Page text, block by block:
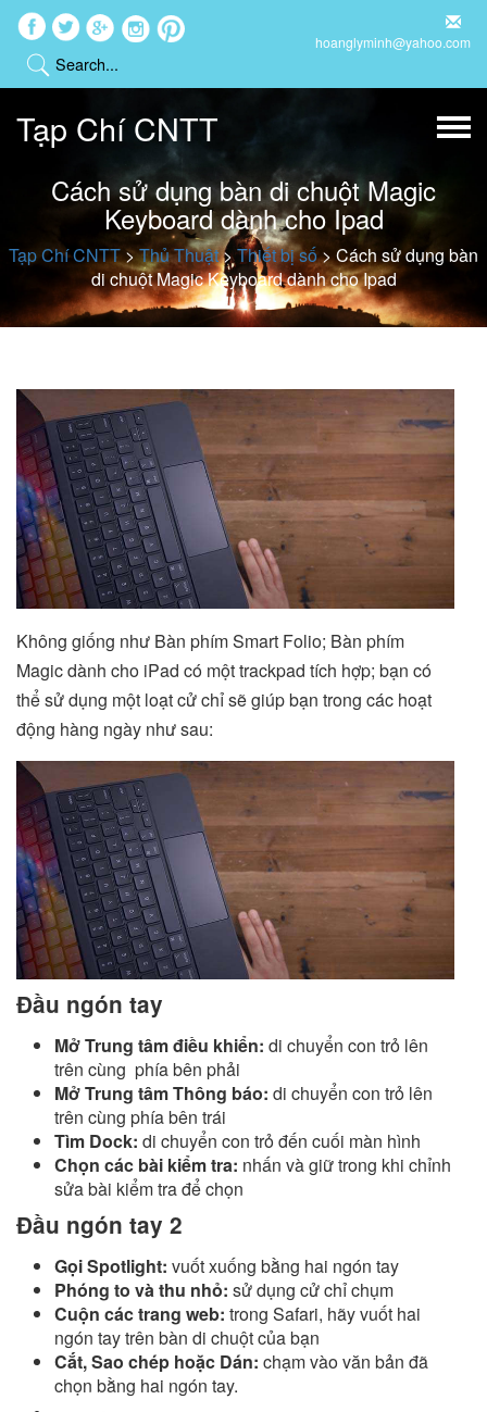
hoanglyminh@yahoo.com
Tạp Chí CNTT
Cách sử dụng bàn di chuột Magic
Keyboard dành cho Ipad
Tạp Chí CNTT>Thủ Thuật>Thiết bị số>Cách sử dụng bàn
di chuột Magic Keyboard dành cho Ipad
Không giống như Bàn phím Smart Folio; Bàn phím
Magic dành cho iPad có một trackpad tích hợp; bạn có
thể sử dụng một loạt cử chỉ sẽ giúp bạn trong các hoạt
động hàng ngày như sau:
Đầu ngón tay
Mở Trung tâm điều khiển: di chuyển con trỏ lên
trên cùng phía bên phải
Mở Trung tâm Thông báo: di chuyển con trỏ lên
trên cùng phía bên trái
Tìm Dock: di chuyển con trỏ đến cuối màn hình
Chọn các bài kiểm tra: nhấn và giữ trong khi chỉnh
sửa bài kiểm tra để chọn
Đầu ngón tay 2
Gọi Spotlight: vuốt xuống bằng hai ngón tay
Phóng to và thu nhỏ: sử dụng cử chỉ chụm
Cuộn các trang web: trong Safari, hãy vuốt hai
ngón tay trên bàn di chuột của bạn
Cắt, Sao chép hoặc Dán: chạm vào văn bản đã
chọn bằng hai ngón tay.